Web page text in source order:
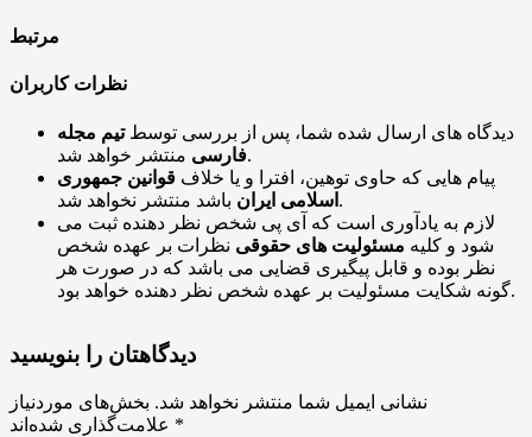
مرتبط
نظرات کاربران
دیدگاه های ارسال شده شما، پس از بررسی توسطتیم مجله
فارسیمنتشر خواهد شد.
پیام هایی که حاوی توهین، افترا و یا خلاف قوانین جمهوری
اسلامی ایران باشد منتشر نخواهد شد.
لازم به یادآوری است که آی پی شخص نظر دهنده ثبت می
شود و کلیه مسئولیت های حقوقی نظرات بر عهده شخص
نظر بوده و قابل پیگیری قضایی می باشد که در صورت هر
گونه شکایت مسئولیت بر عهده شخص نظر دهنده خواهد بود.
دیدگاهتان را بنویسید
نشانی ایمیل شما منتشر نخواهد شد. بخش‌های موردنیاز
*